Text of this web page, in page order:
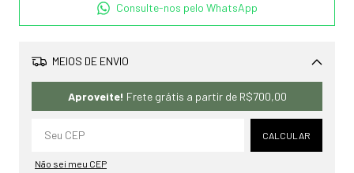
Consulte-nos pelo WhatsApp
MEIOS DE ENVIO
Aproveite! Frete grátis a partir de R$700,00
CALCULAR
Não sei meu CEP